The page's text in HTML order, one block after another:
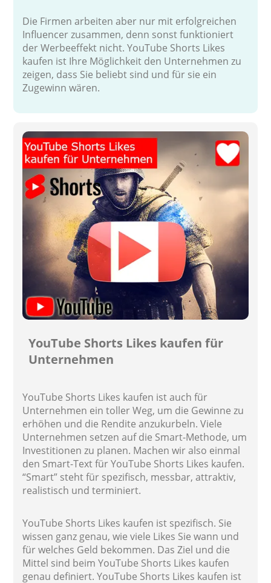
Die Firmen arbeiten aber nur mit erfolgreichen
Influencer zusammen, denn sonst funktioniert
der Werbeeffekt nicht. YouTube Shorts Likes
kaufen ist Ihre Möglichkeit den Unternehmen zu
zeigen, dass Sie beliebt sind und für sie ein
Zugewinn wären.
YouTube Shorts Likes kaufen für
Unternehmen
YouTube Shorts Likes kaufen ist auch für
Unternehmen ein toller Weg, um die Gewinne zu
erhöhen und die Rendite anzukurbeln. Viele
Unternehmen setzen auf die Smart-Methode, um
Investitionen zu planen. Machen wir also einmal
den Smart-Text für YouTube Shorts Likes kaufen.
“Smart” steht für spezifisch, messbar, attraktiv,
realistisch und terminiert.
YouTube Shorts Likes kaufen ist spezifisch. Sie
wissen ganz genau, wie viele Likes Sie wann und
für welches Geld bekommen. Das Ziel und die
Mittel sind beim YouTube Shorts Likes kaufen
genau definiert. YouTube Shorts Likes kaufen ist